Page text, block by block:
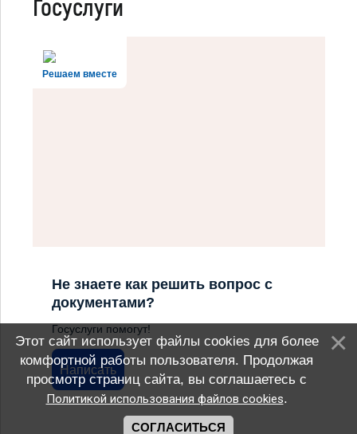
Госуслуги
Решаем вместе
Не знаете как решить вопрос с
документами?
Госуслуги помогут!
Написать
Этот сайт использует файлы cookies для более
комфортной работы пользователя. Продолжая
просмотр страниц сайта, вы соглашаетесь с
Политикой использования файлов cookies.
СОГЛАСИТЬСЯ